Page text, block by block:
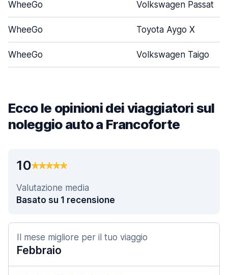
WheeGo Volkswagen Passat
WheeGo Toyota Aygo X
WheeGo Volkswagen Taigo
Ecco le opinioni dei viaggiatori sul
noleggio auto a Francoforte
10
Valutazione media
Basato su 1 recensione
Il mese migliore per il tuo viaggio
Febbraio